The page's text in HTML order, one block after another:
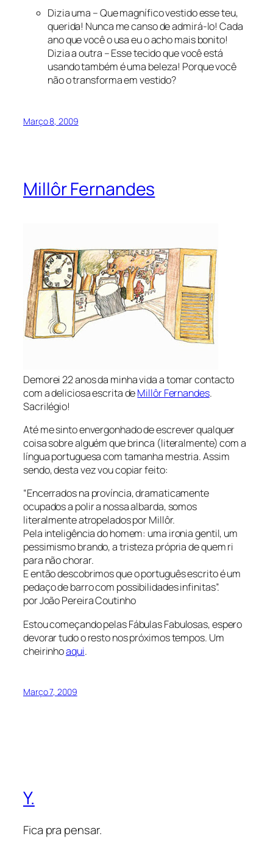
Dizia uma – Que magnífico vestido esse teu,
querida! Nunca me canso de admirá-lo! Cada
ano que você o usa eu o acho mais bonito!
Dizia a outra – Esse tecido que você está
usando também é uma beleza! Porque você
não o transforma em vestido?
Março 8, 2009
Millôr Fernandes
Demorei 22 anos da minha vida a tomar contacto
com a deliciosa escrita deMillôr Fernandes.
Sacrilégio!
Até me sinto envergonhado de escrever qualquer
coisa sobre alguém que brinca (literalmente) com a
língua portuguesa com tamanha mestria. Assim
sendo, desta vez vou copiar feito:
“Encerrados na província, dramaticamente
ocupados a polir a nossa albarda, somos
literalmente atropelados por Millôr.
Pela inteligência do homem: uma ironia gentil, um
pessimismo brando, a tristeza própria de quem ri
para não chorar.
E então descobrimos que o português escrito é um
pedaço de barro com possibilidades infinitas”.
por João Pereira Coutinho
Estou começando pelas Fábulas Fabulosas, espero
devorar tudo o resto nos próximos tempos. Um
cheirinhoaqui.
Março 7, 2009
Y.
Fica pra pensar.